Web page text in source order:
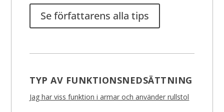
Se författarens alla tips
TYP AV FUNKTIONSNEDSÄTTNING
Jag har viss funktion i armar och använder rullstol